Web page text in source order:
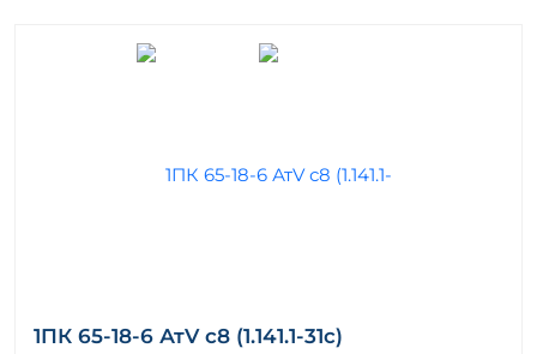
1ПК 65-18-6 АтV с8 (1.141.1-31с)